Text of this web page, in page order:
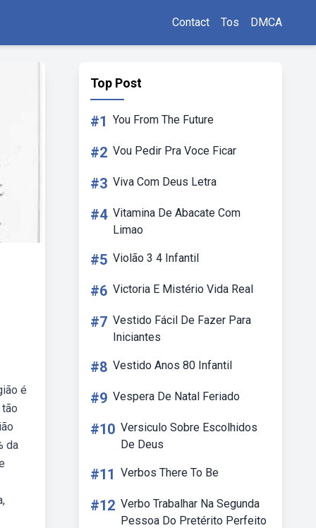
Contact Tos DMCA
é
da
Top Post
#1 You From The Future
#2 Vou Pedir Pra Voce Ficar
#3 Viva Com Deus Letra
#4 Vitamina De Abacate Com
Limao
#5 Violão 3 4 Infantil
#6 Victoria E Mistério Vida Real
#7 Vestido Fácil De Fazer Para
Iniciantes
#8 Vestido Anos 80 Infantil
#9 Vespera De Natal Feriado
#10 Versiculo Sobre Escolhidos
De Deus
#11 Verbos There To Be
#12 Verbo Trabalhar Na Segunda
Pessoa Do Pretérito Perfeito